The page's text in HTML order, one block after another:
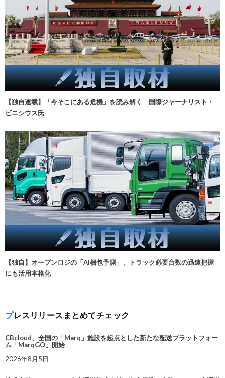
【独自連載】「今そこにある危機」を読み解く 国際ジャーナリスト・
ビニシウス氏
【独自】オープンロジの「AI梱包予測」、トラック必要台数の迅速把握
にも活用本格化
プレスリリースまとめてチェック
CBcloud、全国の「Marq」施設を起点とした新たな配送プラットフォー
ム「MarqGO」開始
2026年8月5日